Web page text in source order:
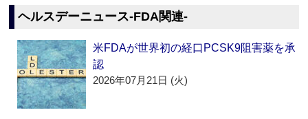
ヘルスデーニュース‐FDA関連‐
米FDAが世界初の経口PCSK9阻害薬を承
認
2026年07月21日 (火)